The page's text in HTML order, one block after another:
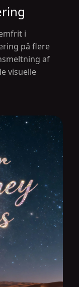
i
på flere
af
visuelle